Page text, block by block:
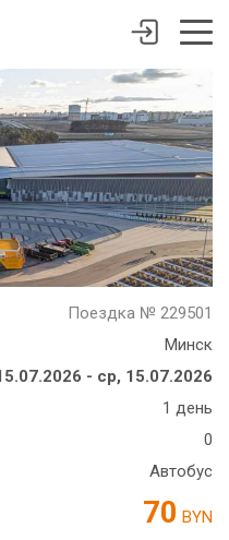
Поездка № 229501
Минск
- ср, 15.07.2026
1 день
0
Автобус
70 BYN